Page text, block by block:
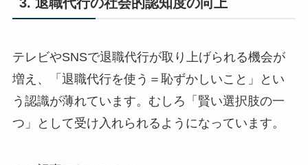
テレビやSNSで退職代行が取り上げられる機会が
増え、「退職代行を使う＝恥ずかしいこと」とい
う認識が薄れています。むしろ「賢い選択肢の一
つ」として受け入れられるようになっています。